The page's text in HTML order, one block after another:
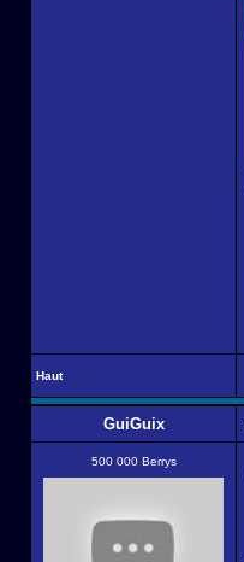
Haut
GuiGuix
500 000 Berrys